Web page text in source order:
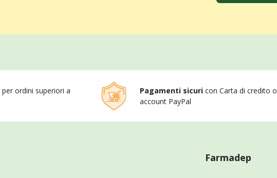
per ordini superiori a
Pagamenti sicuricon Carta di credito o
account PayPal
Farmadep